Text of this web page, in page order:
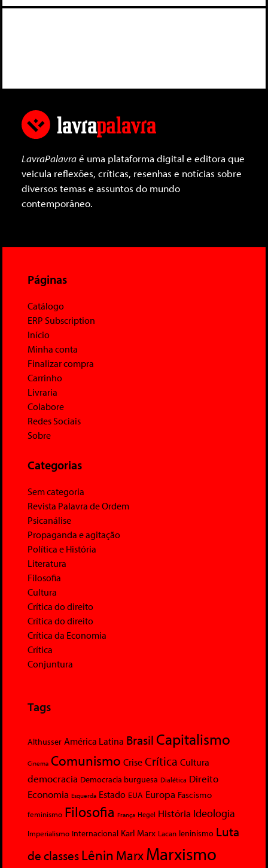
LavraPalavraé uma plataforma digital e editora que
veicula reflexões, críticas, resenhas e notícias sobre
diversos temas e assuntos do mundo
contemporâneo.
Páginas
Catálogo
ERP Subscription
Início
Minha conta
Finalizar compra
Carrinho
Livraria
Colabore
Redes Sociais
Sobre
Categorias
Sem categoria
Revista Palavra de Ordem
Psicanálise
Propaganda e agitação
Política e História
Literatura
Filosofia
Cultura
Crítica do direito
Crítica do direito
Crítica da Economia
Crítica
Conjuntura
Tags
Althusser América Latina Brasil Capitalismo
Cinema Comunismo Crise Crítica Cultura
democracia Democracia burguesa Dialética Direito
Economia Esquerda Estado EUA Europa Fascismo
feminismo Filosofia França Hegel História Ideologia
Imperialismo Internacional Karl Marx Lacan leninismo Luta
de classesLênin MarxMarxismo